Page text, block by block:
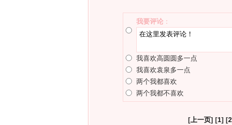
我要评论 ：
我喜欢高圆圆多一点
我喜欢袁泉多一点
两个我都喜欢
两个我都不喜欢
[ 上一页] [1] [2